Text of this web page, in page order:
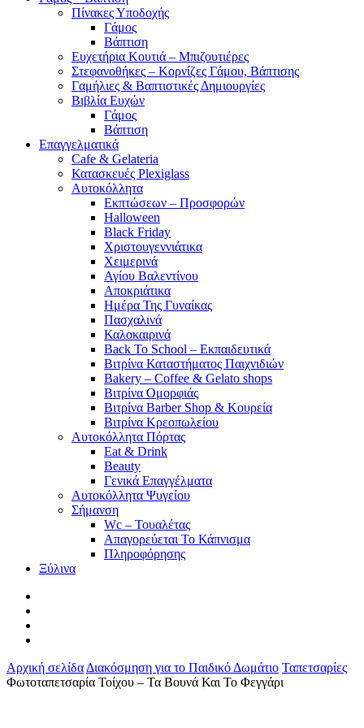
Πίνακες Υποδοχής
Γάμος
Βάπτιση
Ευχετήρια Κουτιά – Μπιζουτιέρες
Στεφανοθήκες – Κορνίζες Γάμου, Βάπτισης
Γαμήλιες & Βαπτιστικές Δημιουργίες
Βιβλία Ευχών
Γάμος
Βάπτιση
Επαγγελματικά
Cafe & Gelateria
Κατασκευές Plexiglass
Αυτοκόλλητα
Εκπτώσεων – Προσφορών
Halloween
Black Friday
Χριστουγεννιάτικα
Χειμερινά
Αγίου Βαλεντίνου
Αποκριάτικα
Ημέρα Της Γυναίκας
Πασχαλινά
Καλοκαιρινά
Back To School – Εκπαιδευτικά
Βιτρίνα Καταστήματος Παιχνιδιών
Bakery – Coffee & Gelato shops
Βιτρίνα Ομορφιάς
Βιτρίνα Barber Shop & Κουρεία
Βιτρίνα Κρεοπωλείου
Αυτοκόλλητα Πόρτας
Eat & Drink
Beauty
Γενικά Επαγγέλματα
Αυτοκόλλητα Ψυγείου
Σήμανση
Wc – Τουαλέτας
Απαγορεύεται Το Κάπνισμα
Πληροφόρησης
Ξύλινα
Αρχική σελίδα Διακόσμηση για το Παιδικό Δωμάτιο Ταπετσαρίες
Φωτοταπετσαρία Τοίχου – Τα Βουνά Και Το Φεγγάρι